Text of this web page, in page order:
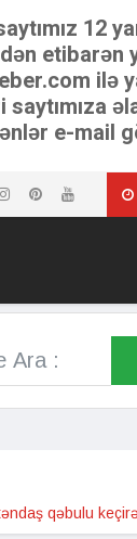
12
etibarən
ilə
e-mail
qəbulu